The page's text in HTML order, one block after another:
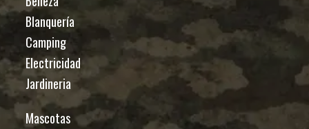
Blanquería
Camping
Electricidad
Jardineria
Mascotas